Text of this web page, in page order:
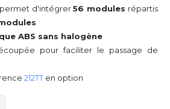
permet d'intégrer56 modules répartis
ABS sans halogène
pour faciliter le passage de
212TTen option